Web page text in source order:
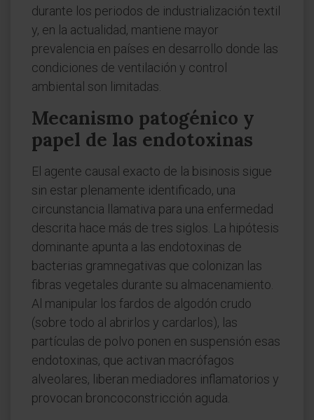
durante los periodos de industrialización textil
y, en la actualidad, mantiene mayor
prevalencia en países en desarrollo donde las
condiciones de ventilación y control
ambiental son limitadas.
Mecanismo patogénico y
papel de las endotoxinas
El agente causal exacto de la bisinosis sigue
sin estar plenamente identificado, una
circunstancia llamativa para una enfermedad
descrita hace más de tres siglos. La hipótesis
dominante apunta a las endotoxinas de
bacterias gramnegativas que colonizan las
fibras vegetales durante su almacenamiento.
Al manipular los fardos de algodón crudo
(sobre todo al abrirlos y cardarlos), las
partículas de polvo ponen en suspensión esas
endotoxinas, que activan macrófagos
alveolares, liberan mediadores inflamatorios y
provocan broncoconstricción aguda.